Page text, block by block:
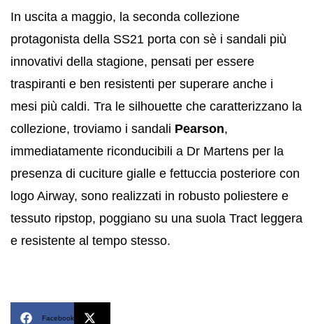
In uscita a maggio, la seconda collezione
protagonista della SS21 porta con sè i sandali più
innovativi della stagione, pensati per essere
traspiranti e ben resistenti per superare anche i
mesi più caldi. Tra le silhouette che caratterizzano la
collezione, troviamo i sandali Pearson,
immediatamente riconducibili a Dr Martens per la
presenza di cuciture gialle e fettuccia posteriore con
logo Airway, sono realizzati in robusto poliestere e
tessuto ripstop, poggiano su una suola Tract leggera
e resistente al tempo stesso.
Facebook